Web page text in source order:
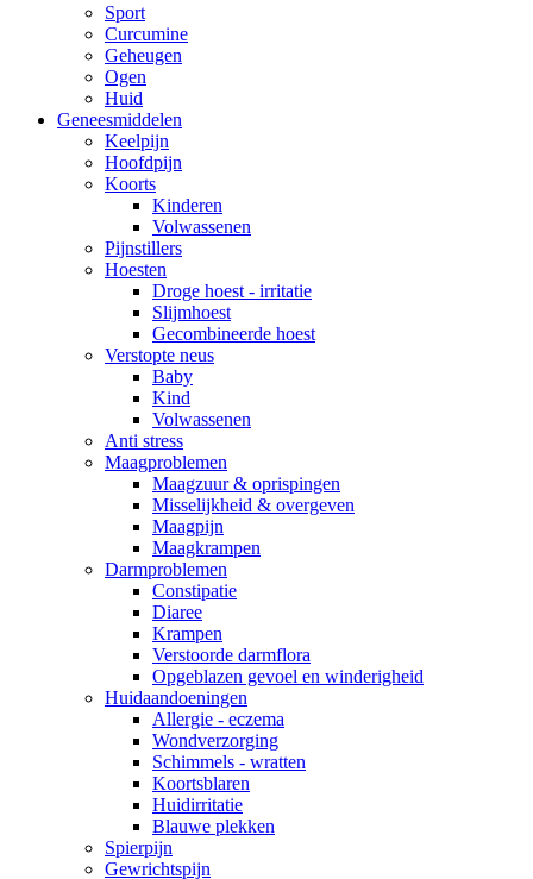
Sport
Curcumine
Geheugen
Ogen
Huid
Geneesmiddelen
Keelpijn
Hoofdpijn
Koorts
Kinderen
Volwassenen
Pijnstillers
Hoesten
Droge hoest - irritatie
Slijmhoest
Gecombineerde hoest
Verstopte neus
Baby
Kind
Volwassenen
Anti stress
Maagproblemen
Maagzuur & oprispingen
Misselijkheid & overgeven
Maagpijn
Maagkrampen
Darmproblemen
Constipatie
Diaree
Krampen
Verstoorde darmflora
Opgeblazen gevoel en winderigheid
Huidaandoeningen
Allergie - eczema
Wondverzorging
Schimmels - wratten
Koortsblaren
Huidirritatie
Blauwe plekken
Spierpijn
Gewrichtspijn